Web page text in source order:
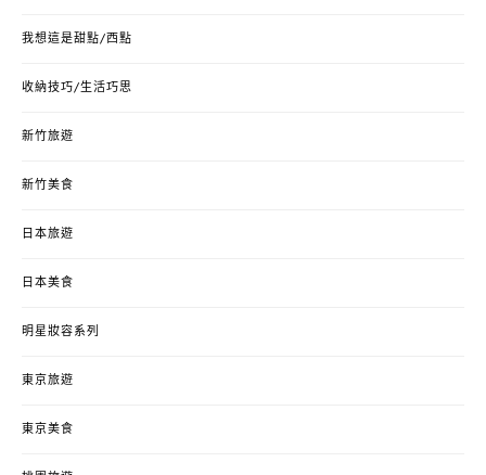
我想這是甜點/西點
收納技巧/生活巧思
新竹旅遊
新竹美食
日本旅遊
日本美食
明星妝容系列
東京旅遊
東京美食